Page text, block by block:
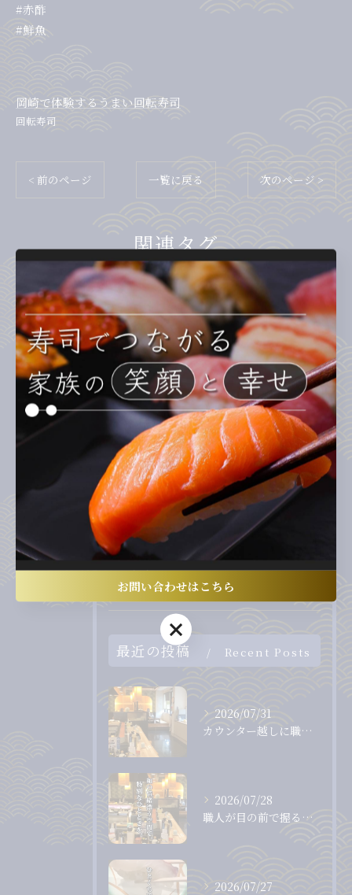
#赤酢
#鮮魚
岡崎で体験するうまい回転寿司
回転寿司
< 前のページ 一覧に戻る 次のページ >
関連タグ
#寿司
カテゴリー Categories
全てのカテゴリー
ランチ
ディナー
テイクアウト
お子様連れ
回転寿司
最近の投稿 Recent Posts
2026/07/31
カウンター越しに職人から直接受け取る、出来たて、握りたてのお...
2026/07/28
職人が目の前で握る、息をのむほど美しいまぐろ。
2026/07/27
お問い合わせはこちら
お問い合わせはこちら